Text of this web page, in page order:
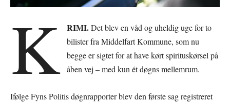
K RIMI.Det blev en våd og uheldig uge for to
bilister fra Middelfart Kommune, som nu
begge er sigtet for at have kørt spirituskørsel på
åben vej – med kun ét døgns mellemrum.
Ifølge Fyns Politis døgnrapporter blev den første sag registreret